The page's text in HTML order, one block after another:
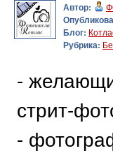
Автор:
Блог:
Рубрика:
-
стрит-
-